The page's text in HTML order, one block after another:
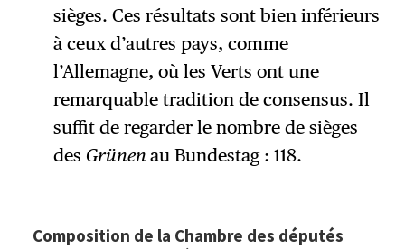
sièges. Ces résultats sont bien inférieurs
à ceux d’autres pays, comme
l’Allemagne, où les Verts ont une
remarquable tradition de consensus. Il
suffit de regarder le nombre de sièges
des Grünen au Bundestag : 118.